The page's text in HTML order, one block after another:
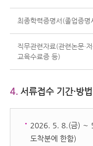
최종학력증명서(졸업증명
직무관련자료(관련논문·
교육수료증 등)
4. 서류접수 기간·방
2026. 5. 8.(금) ∼
도착분에 한함)